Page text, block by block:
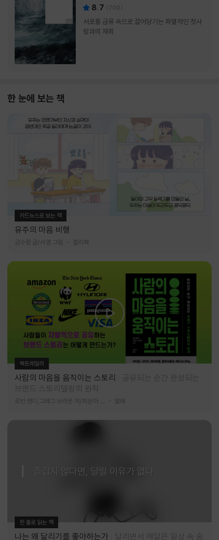
8.7 (700)
서로를 급류 속으로 끌어당기는 파멸적인 첫사
랑과의 재회
한 눈에 보는 책
카드뉴스로 보는 책
유주의 마음 비행
금수정 글/서영 그림 찰리북
북트레일러
사람의 마음을 움직이는 스토리
공유되는 순간 완성되는
브랜드 스토리텔링의 원칙
알레
즐겁지 않다면, 달릴 이유가 없다
한 줄로 읽는 책
나는 왜 달리기를 좋아하는가
달리면서 깨달은 일상 속 숨